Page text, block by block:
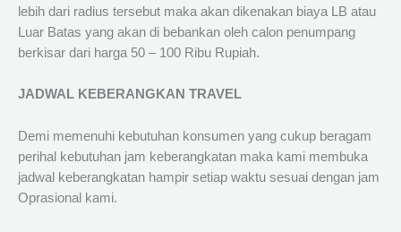
lebih dari radius tersebut maka akan dikenakan biaya LB atau
Luar Batas yang akan di bebankan oleh calon penumpang
berkisar dari harga 50 – 100 Ribu Rupiah.
JADWAL KEBERANGKAN TRAVEL
Demi memenuhi kebutuhan konsumen yang cukup beragam
perihal kebutuhan jam keberangkatan maka kami membuka
jadwal keberangkatan hampir setiap waktu sesuai dengan jam
Oprasional kami.